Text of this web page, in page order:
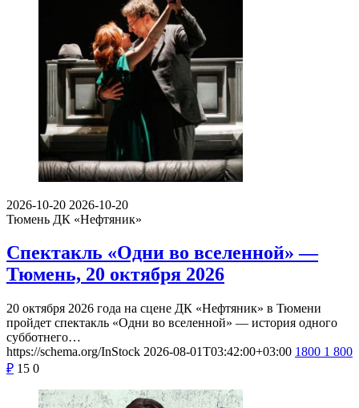
2026-10-20 2026-10-20
Тюмень ДК «Нефтяник»
Спектакль «Одни во вселенной» —
Тюмень, 20 октября 2026
20 октября 2026 года на сцене ДК «Нефтяник» в Тюмени
пройдет спектакль «Одни во вселенной» — история одного
субботнего…
https://schema.org/InStock 2026-08-01T03:42:00+03:00 1800 1 800
₽ 15 0